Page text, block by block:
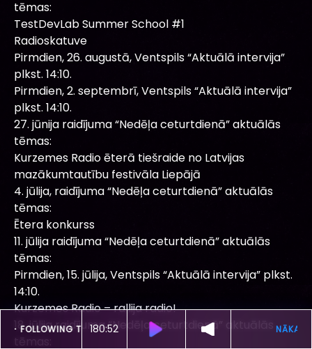
ŠOBRĪD SKAN SUPER-HI - FOLLOWING THE SUN
180:48
tēmas:
TestDevLab Summer School #1
Radioskatuve
Pirmdien, 26. augustā, Ventspils “Aktuālā intervija”
plkst. 14:10.
Pirmdien, 2. septembrī, Ventspils “Aktuālā intervija”
plkst. 14:10.
27. jūnija raidījuma “Nedēļa ceturtdienā” aktuālās
tēmas:
Kurzemes Radio ēterā tiešraide no Latvijas
mazākumtautību festivāla Liepājā
4. jūlija, raidījuma “Nedēļa ceturtdienā” aktuālās
tēmas:
Ētera konkurss
11. jūlija raidījuma “Nedēļa ceturtdienā” aktuālās
tēmas:
Pirmdien, 15. jūlija, Ventspils “Aktuālā intervija” plkst.
14:10.
Kurzemes Radio – rallija radio!
18. jūlija raidījuma “Nedēļa ceturtdienā” aktuālās
tēmas: